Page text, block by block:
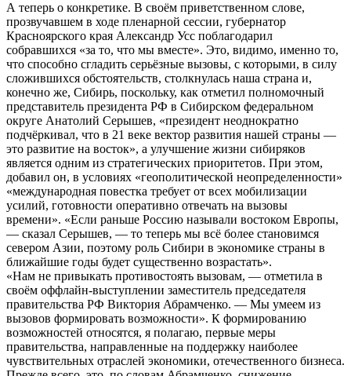
А теперь о конкретике. В своём приветственном слове,
прозвучавшем в ходе пленарной сессии, губернатор
Красноярского края Александр Усс поблагодарил
собравшихся «за то, что мы вместе». Это, видимо, именно то,
что способно сгладить серьёзные вызовы, с которыми, в силу
сложившихся обстоятельств, столкнулась наша страна и,
конечно же, Сибирь, поскольку, как отметил полномочный
представитель президента РФ в Сибирском федеральном
округе Анатолий Серышев, «президент неоднократно
подчёркивал, что в 21 веке вектор развития нашей страны —
это развитие на восток», а улучшение жизни сибиряков
является одним из стратегических приоритетов. При этом,
добавил он, в условиях «геополитической неопределенности»
«международная повестка требует от всех мобилизации
усилий, готовности оперативно отвечать на вызовы
времени». «Если раньше Россию называли востоком Европы,
— сказал Серышев, — то теперь мы всё более становимся
севером Азии, поэтому роль Сибири в экономике страны в
ближайшие годы будет существенно возрастать».
«Нам не привыкать противостоять вызовам, — отметила в
своём оффлайн-выступлении заместитель председателя
правительства РФ Виктория Абрамченко. — Мы умеем из
вызовов формировать возможности». К формированию
возможностей относятся, я полагаю, первые меры
правительства, направленные на поддержку наиболее
чувствительных отраслей экономики, отечественного бизнеса.